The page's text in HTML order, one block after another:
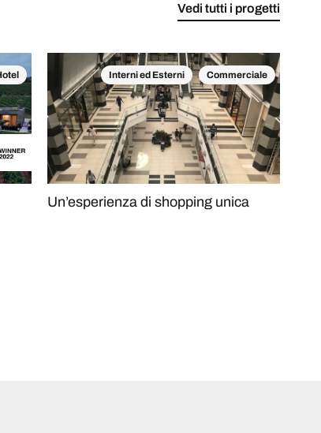
Vedi tutti i progetti
Interni ed Esterni Commerciale
Un’esperienza di shopping unica